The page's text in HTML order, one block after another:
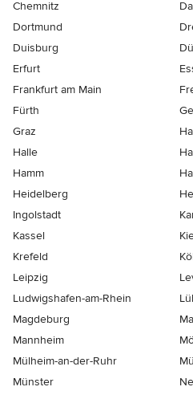
Chemnitz
Dortmund
Duisburg
Erfurt
Frankfurt am Main
Fürth
Graz
Halle
Hamm
Heidelberg
Ingolstadt
Kassel
Krefeld
Leipzig
Ludwigshafen-am-Rhein
Magdeburg
Mannheim
Mülheim-an-der-Ruhr
Münster